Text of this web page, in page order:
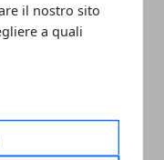
il nostro sito
a quali